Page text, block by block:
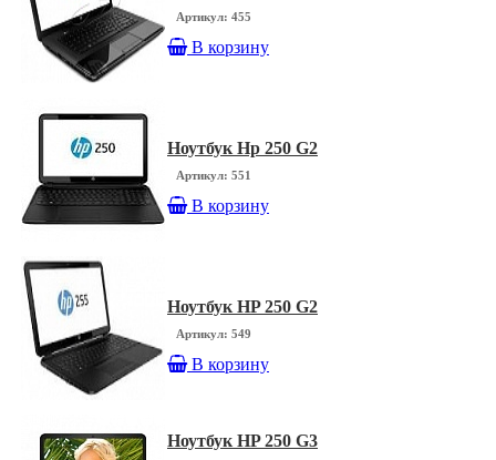
Артикул: 455
В корзину
Ноутбук Hp 250 G2
Артикул: 551
В корзину
Ноутбук HP 250 G2
Артикул: 549
В корзину
Ноутбук HP 250 G3